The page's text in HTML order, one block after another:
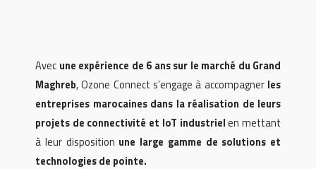
Avec une expérience de 6 ans sur le marché du Grand
Maghreb, Ozone Connect s’engage à accompagner les
entreprises marocaines dans la réalisation de leurs
projets de connectivité et IoT industrielen mettant
à leur disposition une large gamme de solutions et
technologies de pointe.